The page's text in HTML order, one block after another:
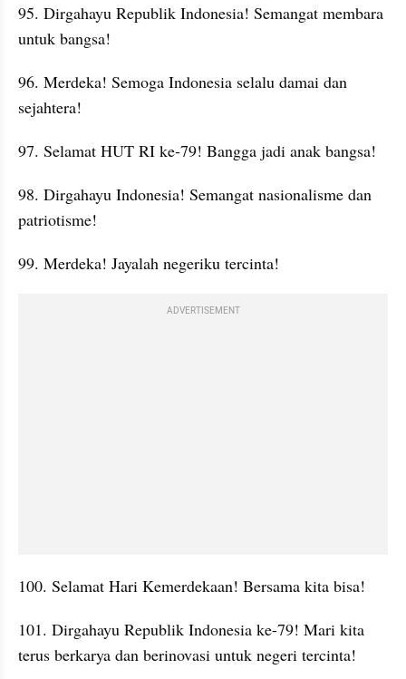
95. Dirgahayu Republik Indonesia! Semangat membara
untuk bangsa!
96. Merdeka! Semoga Indonesia selalu damai dan
sejahtera!
97. Selamat HUT RI ke-79! Bangga jadi anak bangsa!
98. Dirgahayu Indonesia! Semangat nasionalisme dan
patriotisme!
99. Merdeka! Jayalah negeriku tercinta!
ADVERTISEMENT
100. Selamat Hari Kemerdekaan! Bersama kita bisa!
101. Dirgahayu Republik Indonesia ke-79! Mari kita
terus berkarya dan berinovasi untuk negeri tercinta!